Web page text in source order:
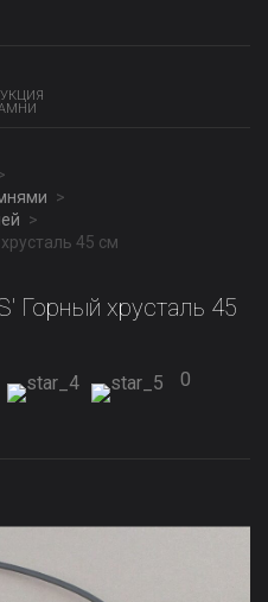
45 см
Горный хрусталь 45
0